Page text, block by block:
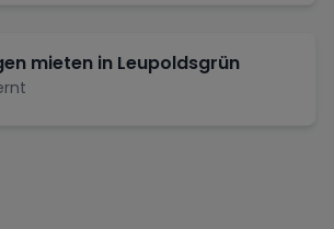
mieten in Leupoldsgrün